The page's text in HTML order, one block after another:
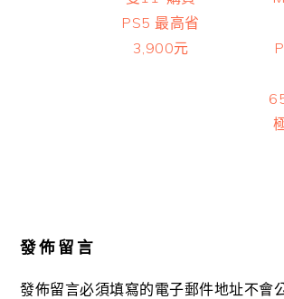
PS5 最高省
3,900元
發佈留言
發佈留言必須填寫的電子郵件地址不會